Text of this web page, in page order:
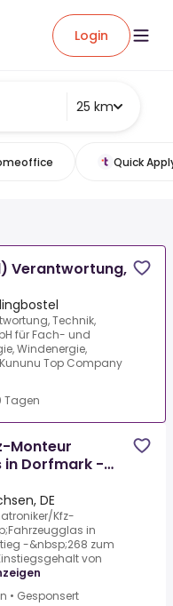
Login
25 km
Quick
Verantwortung,
Technik,
für Fach- und
Windenergie,
Top Company
Tagen
Monteur
Dorfmark -
DE
Kfz-
in
-&nbsp;268 zum
von
• Gesponsert